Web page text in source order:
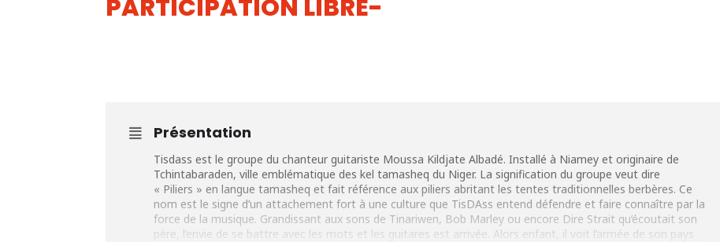
PARTICIPATION LIBRE-
Présentation
Tisdass est le groupe du chanteur guitariste Moussa Kildjate Albadé. Installé à Niamey et originaire de
Tchintabaraden, ville emblématique des kel tamasheq du Niger. La signification du groupe veut dire
« Piliers » en langue tamasheq et fait référence aux piliers abritant les tentes traditionnelles berbères. Ce
nom est le signe d’un attachement fort à une culture que TisDAss entend défendre et faire connaître par la
force de la musique. Grandissant aux sons de Tinariwen, Bob Marley ou encore Dire Strait qu’écoutait son
père, l’envie de se battre avec les mots et les guitares est arrivée. Alors enfant, il voit l’armée de son pays